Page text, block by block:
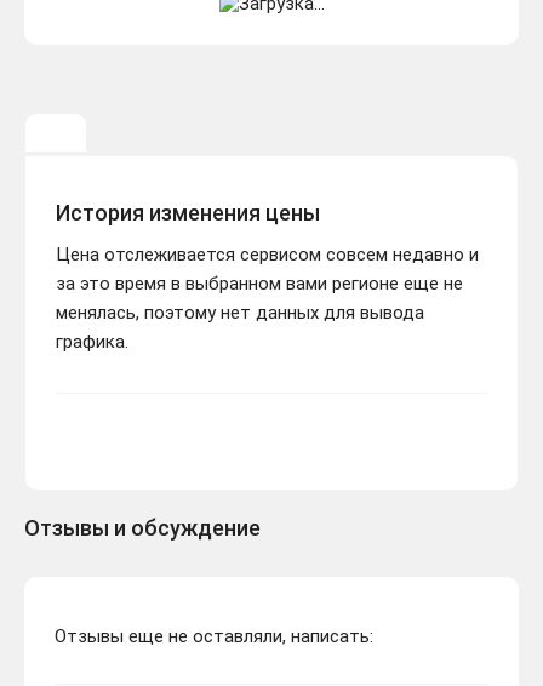
История изменения цены
Цена отслеживается сервисом совсем недавно и
за это время в выбранном вами регионе еще не
менялась, поэтому нет данных для вывода
графика.
Отзывы и обсуждение
Отзывы еще не оставляли, написать: